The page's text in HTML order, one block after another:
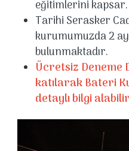
eğitimlerini kapsar.
Tarihi Serasker
kurumumuzda 2
bulunmaktadır.
Ücretsiz Deneme
katılarak Bateri
detaylı bilgi